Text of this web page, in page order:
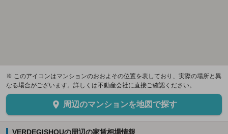
※ このアイコンはマンションのおおよその位置を表しており、実際の場所と異
なる場合がございます。詳しくは不動産会社に直接ご確認ください。
周辺のマンションを地図で探す
VERDEGISHOUの周辺の家賃相場情報